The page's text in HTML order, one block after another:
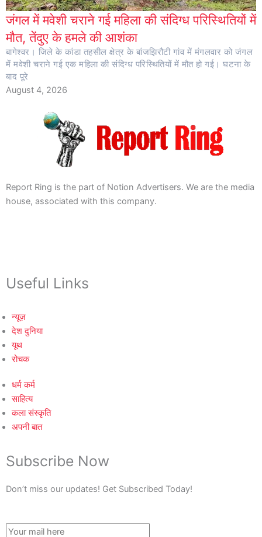
जंगल में मवेशी चराने गई महिला की संदिग्ध परिस्थितियों में
मौत, तेंदुए के हमले की आशंका
बागेश्वर। जिले के कांडा तहसील क्षेत्र के बांजझिरौटी गांव में मंगलवार को जंगल
में मवेशी चराने गई एक महिला की संदिग्ध परिस्थितियों में मौत हो गई। घटना के
बाद पूरे
August 4, 2026
Report Ring is the part of Notion Advertisers. We are the media
house, associated with this company.
Useful Links
न्यूज़
देश दुनिया
यूथ
रोचक
धर्म कर्म
साहित्य
कला संस्कृति
अपनी बात
Subscribe Now
Don’t miss our updates! Get Subscribed Today!